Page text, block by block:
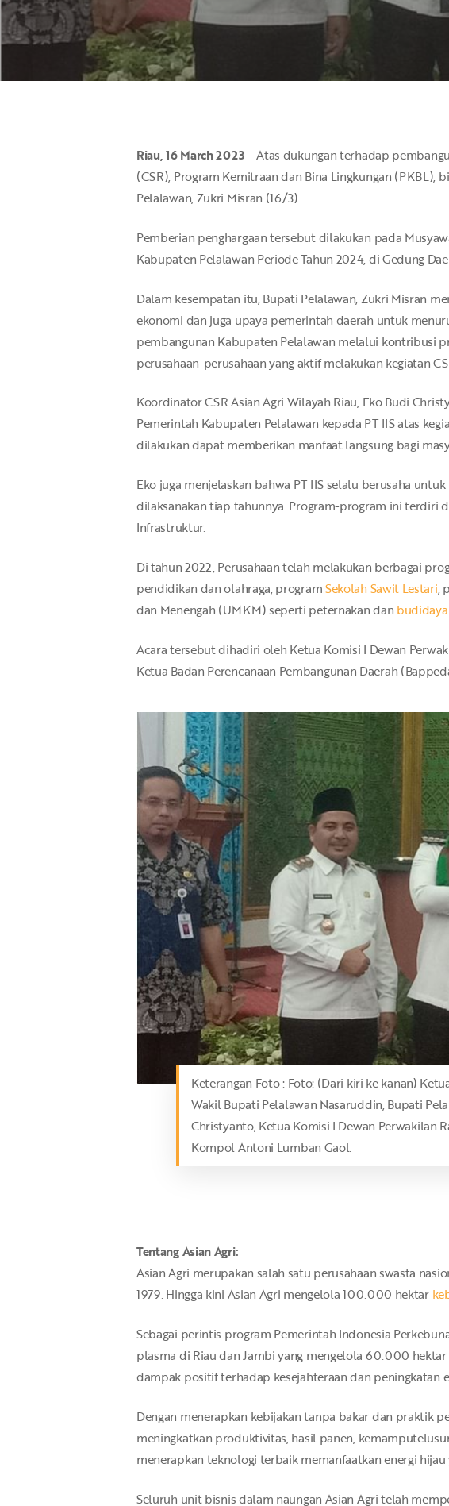
Riau, 16 March 2023– Atas dukungan terhadap
(CSR), Program Kemitraan dan Bina Lingkungan (PKBL),
Pelalawan, Zukri Misran (16/3).
Pemberian penghargaan tersebut dilakukan pada
Kabupaten Pelalawan Periode Tahun 2024, di Gedung
Dalam kesempatan itu, Bupati Pelalawan, Zukri Misran
ekonomi dan juga upaya pemerintah daerah untuk
pembangunan Kabupaten Pelalawan melalui kontribusi
perusahaan-perusahaan yang aktif melakukan kegiatan
Koordinator CSR Asian Agri Wilayah Riau, Eko Budi
Pemerintah Kabupaten Pelalawan kepada PT IIS atas
dilakukan dapat memberikan manfaat langsung bagi
Eko juga menjelaskan bahwa PT IIS selalu berusaha
dilaksanakan tiap tahunnya. Program-program ini terdiri
Infrastruktur.
Di tahun 2022, Perusahaan telah melakukan berbagai
pendidikan dan olahraga, programSekolah Sawit Lestari,
dan Menengah (UMKM) seperti peternakan dan
Acara tersebut dihadiri oleh Ketua Komisi I Dewan
Ketua Badan Perencanaan Pembangunan Daerah
Keterangan Foto : Foto: (Dari kiri ke kanan)
Wakil Bupati Pelalawan Nasaruddin, Bupati
Christyanto, Ketua Komisi I Dewan Perwakilan
Kompol Antoni Lumban Gaol.
Tentang Asian Agri:
Asian Agri merupakan salah satu perusahaan swasta
1979. Hingga kini Asian Agri mengelola 100.000 hektar
Sebagai perintis program Pemerintah Indonesia
plasma di Riau dan Jambi yang mengelola 60.000
dampak positif terhadap kesejahteraan dan peningkatan
Dengan menerapkan kebijakan tanpa bakar dan praktik
meningkatkan produktivitas, hasil panen,
menerapkan teknologi terbaik memanfaatkan energi
Seluruh unit bisnis dalam naungan Asian Agri telah